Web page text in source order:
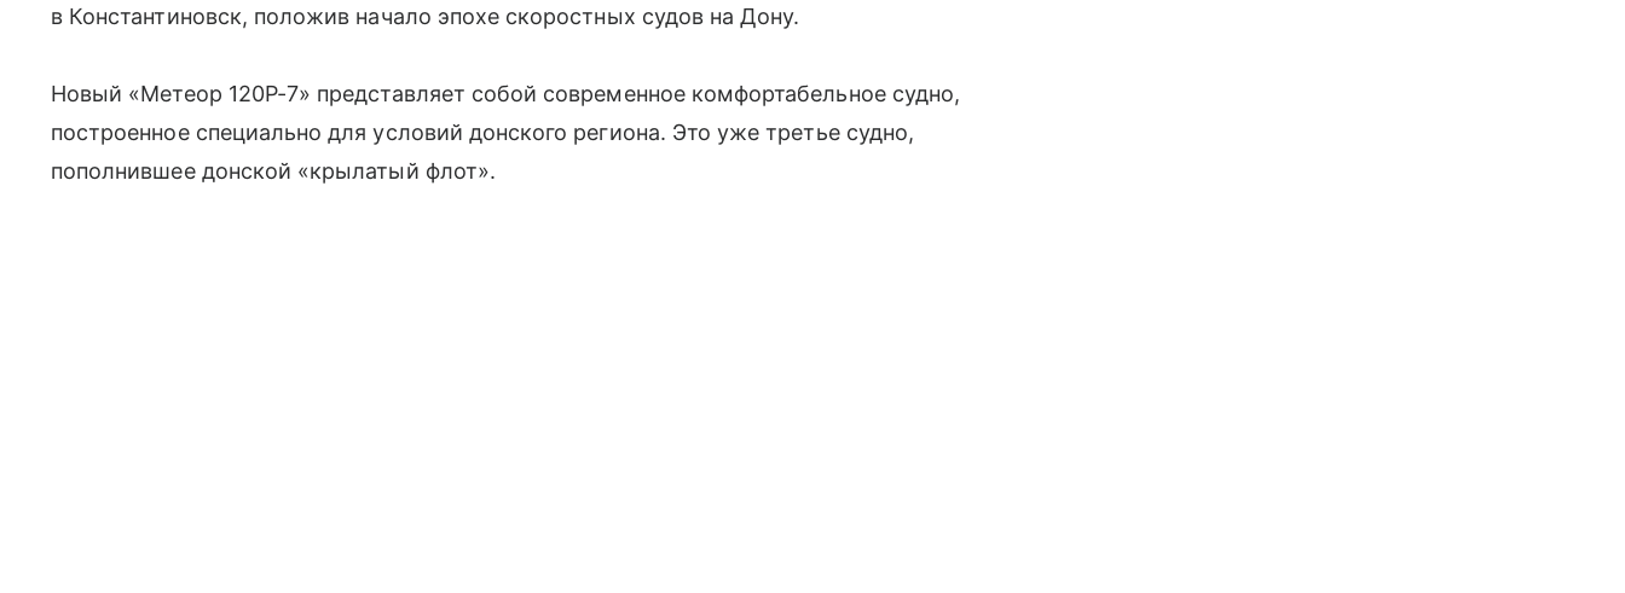
в Константиновск, положив начало эпохе скоростных судов на Дону.
Новый «Метеор 120Р-7» представляет собой современное комфортабельное судно,
построенное специально для условий донского региона. Это уже третье судно,
пополнившее донской «крылатый флот».